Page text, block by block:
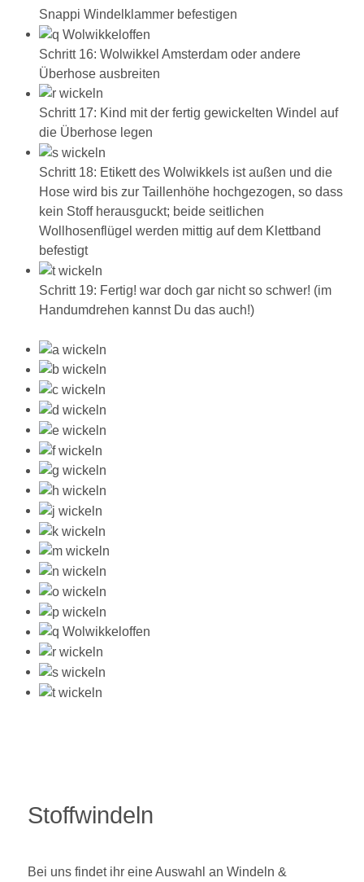
Snappi Windelklammer befestigen
Schritt 16: Wolwikkel Amsterdam oder andere
Überhose ausbreiten
Schritt 17: Kind mit der fertig gewickelten Windel auf
die Überhose legen
Schritt 18: Etikett des Wolwikkels ist außen und die
Hose wird bis zur Taillenhöhe hochgezogen, so dass
kein Stoff herausguckt; beide seitlichen
Wollhosenflügel werden mittig auf dem Klettband
befestigt
Schritt 19: Fertig! war doch gar nicht so schwer! (im
Handumdrehen kannst Du das auch!)
Stoffwindeln
Bei uns findet ihr eine Auswahl an Windeln &